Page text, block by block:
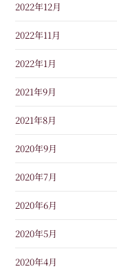
2022年12月
2022年11月
2022年1月
2021年9月
2021年8月
2020年9月
2020年7月
2020年6月
2020年5月
2020年4月